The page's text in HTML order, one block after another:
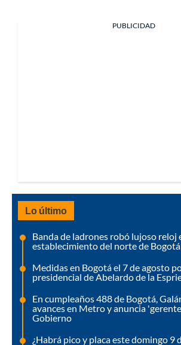
PUBLICIDAD
Lo último
Banda de ladrones robó lujoso reloj
establecimiento del norte de
Medidas en Bogotá el 7 de agosto
presidencial de Abelardo de la
En cumpleaños 488 de Bogotá,
avances en Metro y anuncia
Gobierno
¿Habrá pico y placa este domingo 9